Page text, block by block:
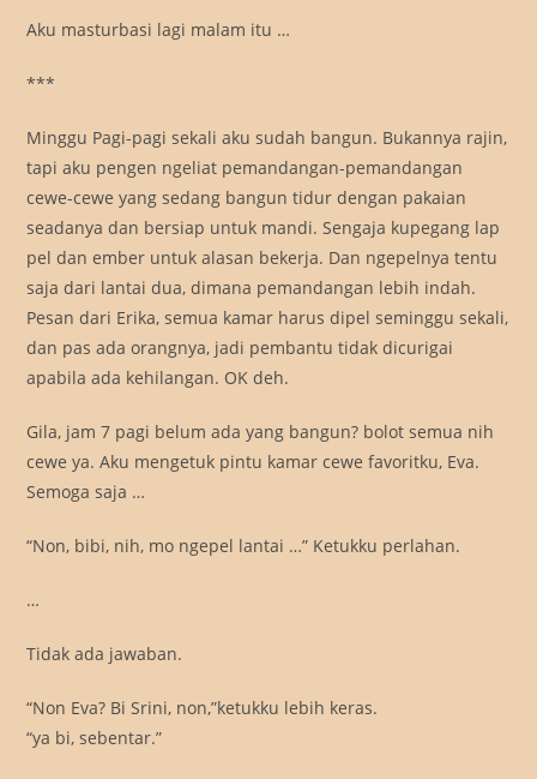
Aku masturbasi lagi malam itu …
***
Minggu Pagi-pagi sekali aku sudah bangun. Bukannya rajin,
tapi aku pengen ngeliat pemandangan-pemandangan
cewe-cewe yang sedang bangun tidur dengan pakaian
seadanya dan bersiap untuk mandi. Sengaja kupegang lap
pel dan ember untuk alasan bekerja. Dan ngepelnya tentu
saja dari lantai dua, dimana pemandangan lebih indah.
Pesan dari Erika, semua kamar harus dipel seminggu sekali,
dan pas ada orangnya, jadi pembantu tidak dicurigai
apabila ada kehilangan. OK deh.
Gila, jam 7 pagi belum ada yang bangun? bolot semua nih
cewe ya. Aku mengetuk pintu kamar cewe favoritku, Eva.
Semoga saja …
“Non, bibi, nih, mo ngepel lantai …” Ketukku perlahan.
…
Tidak ada jawaban.
“Non Eva? Bi Srini, non,”ketukku lebih keras.
“ya bi, sebentar.”